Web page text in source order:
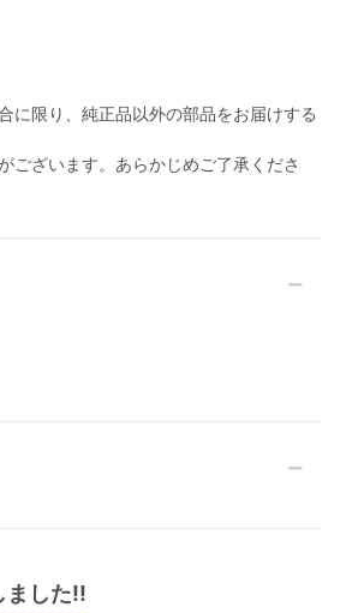
に限り、純正品以外の部品をお届けする
ございます。あらかじめご了承くださ
ました!!